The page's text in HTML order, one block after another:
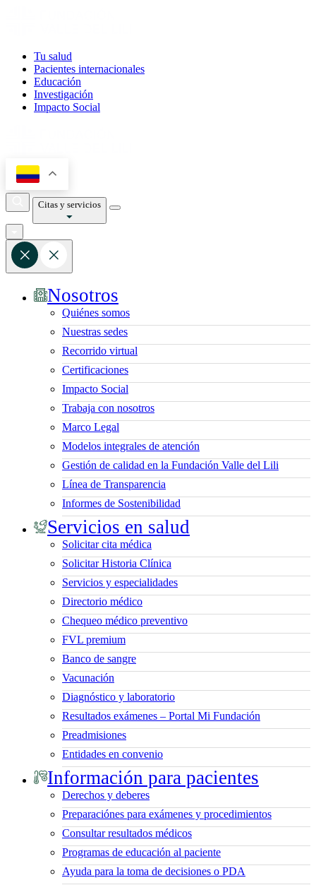
Tu salud
Pacientes internacionales
Educación
Investigación
Impacto Social
Citas y servicios
Nosotros
Quiénes somos
Nuestras sedes
Recorrido virtual
Certificaciones
Impacto Social
Trabaja con nosotros
Marco Legal
Modelos integrales de atención
Gestión de calidad en la Fundación Valle del Lili
Línea de Transparencia
Informes de Sostenibilidad
Servicios en salud
Solicitar cita médica
Solicitar Historia Clínica
Servicios y especialidades
Directorio médico
Chequeo médico preventivo
FVL premium
Banco de sangre
Vacunación
Diagnóstico y laboratorio
Resultados exámenes – Portal Mi Fundación
Preadmisiones
Entidades en convenio
Información para pacientes
Derechos y deberes
Preparaciónes para exámenes y procedimientos
Consultar resultados médicos
Programas de educación al paciente
Ayuda para la toma de decisiones o PDA